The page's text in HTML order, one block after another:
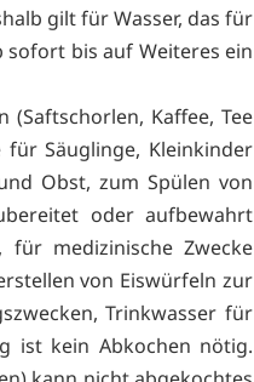
gilt für Wasser, das für
bis auf Weiteres ein
Kaffee, Tee
Säuglinge, Kleinkinder
Obst, zum Spülen von
oder aufbewahrt
medizinische Zwecke
von Eiswürfeln zur
Trinkwasser für
ist kein Abkochen nötig.